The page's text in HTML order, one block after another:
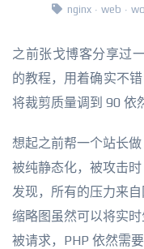
nginx · web ·
之前张戈博客分享过
的教程，用着确实不
将裁剪质量调到 90 依
想起之前帮一个站长
被纯静态化，被攻击
发现，所有的压力来
缩略图虽然可以将实
被请求，PHP 依然需